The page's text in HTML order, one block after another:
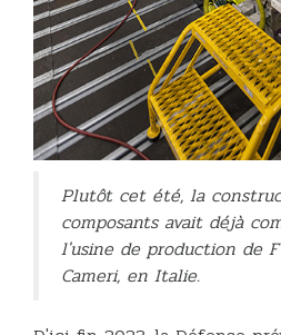
Plutôt cet été, la
composants avait déjà
l'usine de production de
Cameri, en Italie.